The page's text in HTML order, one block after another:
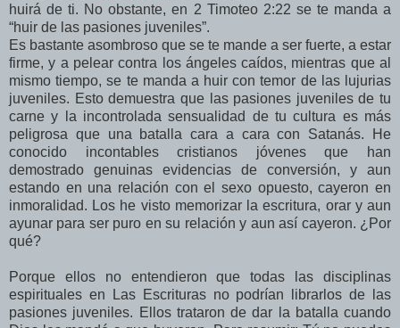
huirá de ti. No obstante, en 2 Timoteo 2:22 se te manda a
“huir de las pasiones juveniles”.
Es bastante asombroso que se te mande a ser fuerte, a estar
firme, y a pelear contra los ángeles caídos, mientras que al
mismo tiempo, se te manda a huir con temor de las lujurias
juveniles. Esto demuestra que las pasiones juveniles de tu
carne y la incontrolada sensualidad de tu cultura es más
peligrosa que una batalla cara a cara con Satanás. He
conocido incontables cristianos jóvenes que han
demostrado genuinas evidencias de conversión, y aun
estando en una relación con el sexo opuesto, cayeron en
inmoralidad. Los he visto memorizar la escritura, orar y aun
ayunar para ser puro en su relación y aun así cayeron. ¿Por
qué?
Porque ellos no entendieron que todas las disciplinas
espirituales en Las Escrituras no podrían librarlos de las
pasiones juveniles. Ellos trataron de dar la batalla cuando